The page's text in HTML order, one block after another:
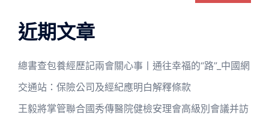
近期文章
總書查包養經歷記兩會關心事丨通往幸福的“路”_中國網
交通站：保險公司及經紀應明白解釋條款
王毅將掌管聯合國秀傳醫院健檢安理會高級別會議并訪